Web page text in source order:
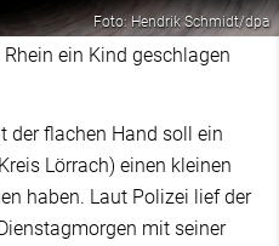
Foto: Hendrik Schmidt/dpa
ein Kind geschlagen
der flachen Hand soll ein
Lörrach) einen kleinen
haben. Laut Polizei lief der
mit seiner